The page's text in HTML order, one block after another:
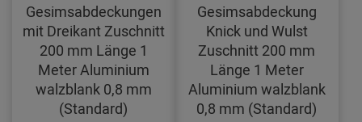
Gesimsabdeckungen
mit Dreikant Zuschnitt
200 mm Länge 1
Meter Aluminium
walzblank 0,8 mm
(Standard)
Gesimsabdeckung
Knick und Wulst
Zuschnitt 200 mm
Länge 1 Meter
Aluminium walzblank
0,8 mm (Standard)